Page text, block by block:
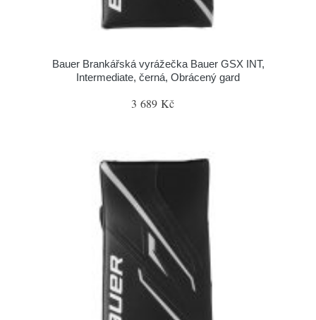
Bauer Brankářská vyrážečka Bauer GSX INT,
Intermediate, černá, Obrácený gard
3 689 Kč